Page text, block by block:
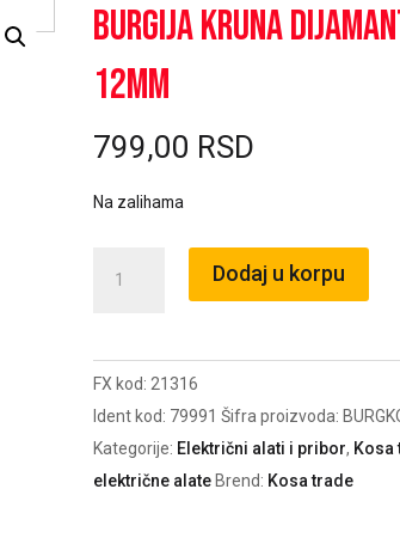
Burgija kruna
12mm
799,00 RSD
Na zalihama
žuta
12mm
količina
Dodaj u korpu
FX kod: 21316
Ident kod: 79991 Šifra proizvoda:
Kategorije: Električni alati i pribor, Kosa
električne alate Brend: Kosa trade